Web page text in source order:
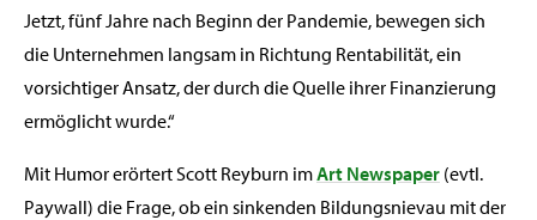
Jetzt, fünf Jahre nach Beginn der Pandemie, bewegen sich
die Unternehmen langsam in Richtung Rentabilität, ein
vorsichtiger Ansatz, der durch die Quelle ihrer Finanzierung
ermöglicht wurde.“
Mit Humor erörtert Scott Reyburn imArt Newspaper (evtl.
Paywall) die Frage, ob ein sinkenden Bildungsnievau mit der